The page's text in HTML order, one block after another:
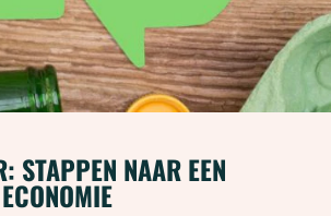
STAPPEN NAAR EEN